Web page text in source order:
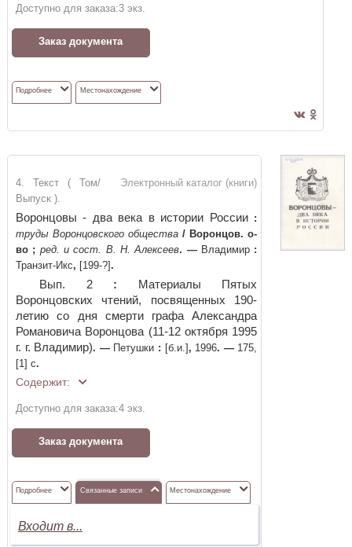
Доступно для заказа:3 экз.
Заказ документа
Подробнее Местонахождение
Электронный каталог (книги)
4. Текст ( Том/
Выпуск ).
Воронцовы - два века в истории России :
труды Воронцовского общества / Воронцов. о-
во ; ред. и сост. В. Н. Алексеев. —Владимир :
Транзит-Икс, [199-?].
Вып. 2 : Материалы Пятых
Воронцовских чтений, посвященных 190-
летию со дня смерти графа Александра
Романовича Воронцова (11-12 октября 1995
г. г. Владимир). —Петушки : [б.и.] , 1996. —175,
[1] с.
Содержит:
Доступно для заказа:4 экз.
Заказ документа
Подробнее Связанные записи Местонахождение
Входит в...